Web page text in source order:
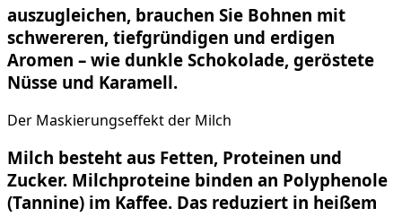
auszugleichen, brauchen Sie Bohnen mit
schwereren, tiefgründigen und erdigen
Aromen – wie dunkle Schokolade, geröstete
Nüsse und Karamell.
Der Maskierungseffekt der Milch
Milch besteht aus Fetten, Proteinen und
Zucker. Milchproteine binden an Polyphenole
(Tannine) im Kaffee. Das reduziert in heißem